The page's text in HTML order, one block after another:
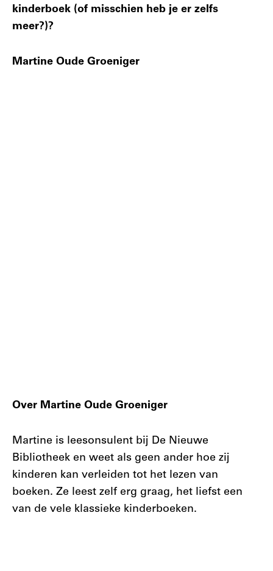
kinderboek (of misschien heb je er zelfs
meer?)?
Martine Oude Groeniger
Over Martine Oude Groeniger
Martine is leesonsulent bij De Nieuwe
Bibliotheek en weet als geen ander hoe zij
kinderen kan verleiden tot het lezen van
boeken. Ze leest zelf erg graag, het liefst een
van de vele klassieke kinderboeken.